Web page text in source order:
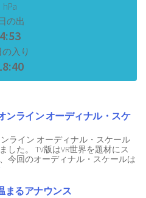
hPa
の出
4:53
の入り
ンライン オーディナル・スケ
ライン オーディナル・スケール
した。 TV版はVR世界を題材にス
今回のオーディナル・スケールは
まるアナウンス